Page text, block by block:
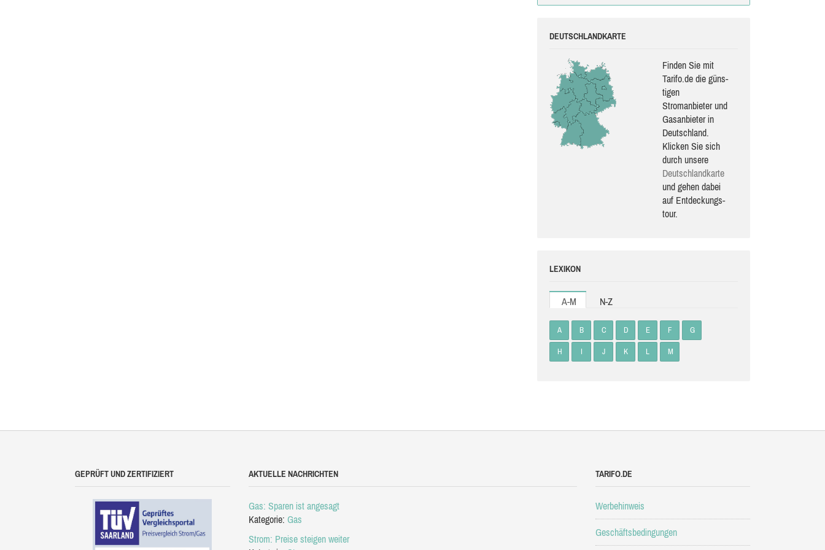
DEUTSCHLANDKARTE
Finden Sie mit
Tarifo.de die güns­
ti­gen
Stromanbieter und
Gasanbieter in
Deutschland.
Klicken Sie sich
durch unsere
Deutsch­land­karte
und gehen dabei
auf Ent­de­ckungs­
tour.
LEXIKON
A-M N-Z
A B C D E F G
H I J K L M
GEPRÜFT UND ZERTIFIZIERT AKTUELLE NACHRICHTEN
Gas: Sparen ist angesagt
Kategorie: Gas
Strom: Preise steigen weiter
TARIFO.DE
Werbehinweis
Geschäftsbedingungen